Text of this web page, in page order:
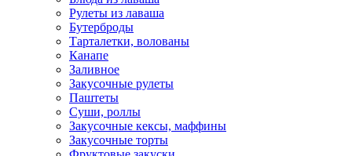
Рулеты из лаваша
Бутерброды
Тарталетки, волованы
Канапе
Заливное
Закусочные рулеты
Паштеты
Суши, роллы
Закусочные кексы, маффины
Закусочные торты